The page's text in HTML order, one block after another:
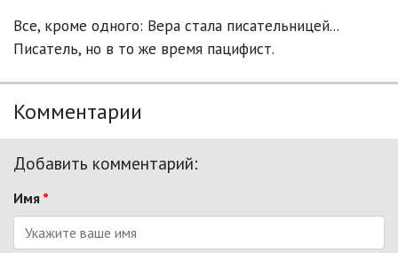
Все, кроме одного: Вера стала писательницей...
Писатель, но в то же время пацифист.
Комментарии
Добавить комментарий:
Имя *